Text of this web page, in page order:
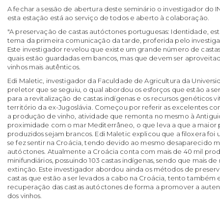
A fechar a sessão de abertura deste seminário o investigador do
esta estação está ao serviço de todos e aberto à colaboração.
"A preservação de castas autóctones portuguesas: Identidade,
tema da primeira comunicação da tarde, proferida pelo
Este investigador revelou que existe um grande número de
quais estão guardadas em bancos, mas que devem ser
vinhos mais autênticos.
Edi Maletic, investigador da Faculdade de Agricultura da
preletor que se seguiu, o qual abordou os esforços que estão a
para a revitalização de castas indígenas e os recursos genéticos
território da ex-Jugoslávia. Começou por referir as excelentes
a produção de vinho, atividade que remonta no mesmo à
proximidade com o mar Mediterrâneo, o que leva a que a maior
produzidos sejam brancos. Edi Maletic explicou que a filoxera
se fez sentir na Croácia, tendo devido ao mesmo desaparecido
autóctones. Atualmente a Croácia conta com mais de 40 mil
minifundiários, possuindo 103 castas indígenas, sendo que mais
extinção. Este investigador abordou ainda os métodos de
castas que estão a ser levados a cabo na Croácia, tento também
recuperação das castas autóctones de forma a promover a
dos vinhos.